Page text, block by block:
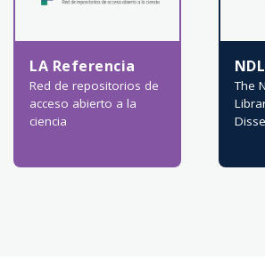
LA Referencia
Red de repositorios de
acceso abierto a la
ciencia
The